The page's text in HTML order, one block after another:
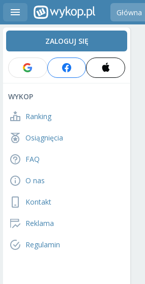
Główna
ZALOGUJ SIĘ
WYKOP
Ranking
Osiągnięcia
FAQ
O nas
Kontakt
Reklama
Regulamin